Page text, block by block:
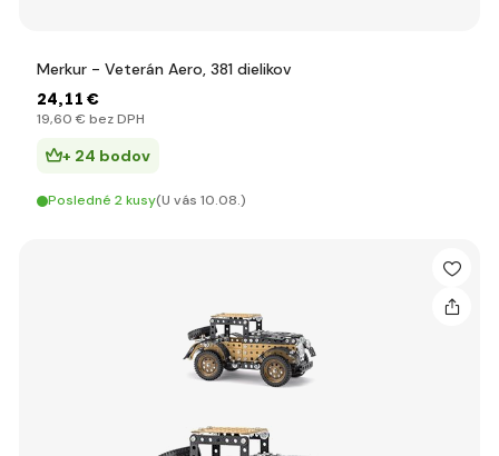
Merkur - Veterán Aero, 381 dielikov
24,11 €
19,60 € bez DPH
+ 24 bodov
Posledné 2 kusy(U vás 10.08.)